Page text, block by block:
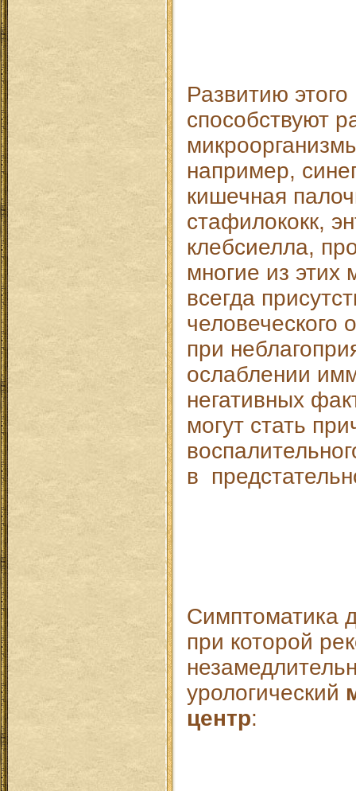
Развитию
способствуют
например,
кишечная
стафилококк,
клебсиелла,
многие из этих
всегда
человеческого
при
ослаблении
негативных
могут стать
в
Симптоматика
при которой
урологический
центр: